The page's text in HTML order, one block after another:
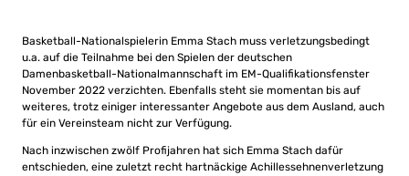
Basketball-Nationalspielerin Emma Stach muss verletzungsbedingt
u.a. auf die Teilnahme bei den Spielen der deutschen
Damenbasketball-Nationalmannschaft im EM-Qualifikationsfenster
November 2022 verzichten. Ebenfalls steht sie momentan bis auf
weiteres, trotz einiger interessanter Angebote aus dem Ausland, auch
für ein Vereinsteam nicht zur Verfügung.
Nach inzwischen zwölf Profijahren hat sich Emma Stach dafür
entschieden, eine zuletzt recht hartnäckige Achillessehnenverletzung